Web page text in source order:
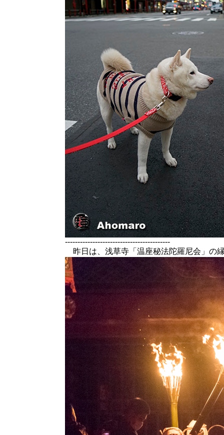
------------------------------------------
昨日は、浅草寺「温座秘法陀羅尼会」の